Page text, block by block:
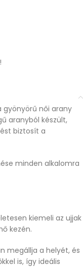
gyönyörű női arany
aranyból készült,
biztosít a
minden alkalomra
kiemeli az ujjak
kezén.
megállja a helyét, és
is, így ideális